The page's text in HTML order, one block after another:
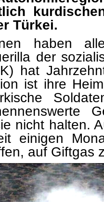
Türkei.
haben
der
hat
ist ihre
nicht halten.
einigen
auf Giftgas